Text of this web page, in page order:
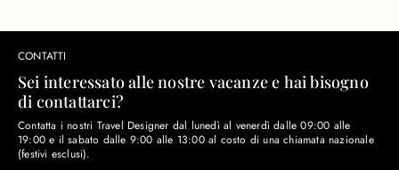
CONTATTI
Sei interessato alle nostre vacanze e hai bisogno
di contattarci?
Contatta i nostri Travel Designer dal lunedì al venerdì dalle 09:00 alle
19:00 e il sabato dalle 9:00 alle 13:00 al costo di una chiamata nazionale
(festivi esclusi).